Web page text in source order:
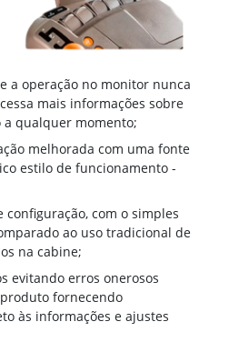
a operação no monitor nunca
mais informações sobre
a qualquer momento;
melhorada com uma fonte
estilo de funcionamento -
com o simples
ao uso tradicional de
na cabine;
evitando erros onerosos
fornecendo
às informações e ajustes